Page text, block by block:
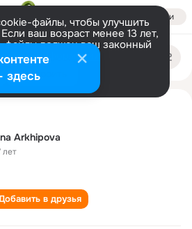
Войти
файлы, чтобы улучшить
ваш возраст менее 13 лет,
файлы должен ваш законный
информации
Настроить
Arkhipova
лет
в друзья
здесь